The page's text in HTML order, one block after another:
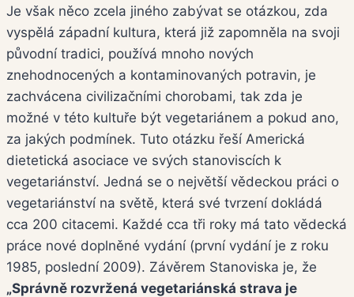
Je však něco zcela jiného zabývat se otázkou, zda
vyspělá západní kultura, která již zapomněla na svoji
původní tradici, používá mnoho nových
znehodnocených a kontaminovaných potravin, je
zachvácena civilizačními chorobami, tak zda je
možné v této kultuře být vegetariánem a pokud ano,
za jakých podmínek. Tuto otázku řeší Americká
dietetická asociace ve svých stanoviscích k
vegetariánství. Jedná se o největší vědeckou práci o
vegetariánství na světě, která své tvrzení dokládá
cca 200 citacemi. Každé cca tři roky má tato vědecká
práce nové doplněné vydání (první vydání je z roku
1985, poslední 2009). Závěrem Stanoviska je, že
„Správně rozvržená vegetariánská strava je